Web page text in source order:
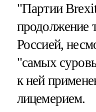
"Партии
продолжение
Россией,
"самых
к ней
лицемерием.